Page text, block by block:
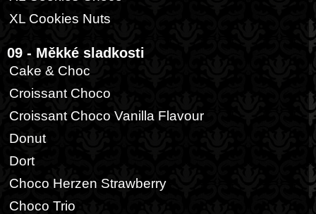
XL Cookies Nuts
09 - Měkké sladkosti
Cake & Choc
Croissant Choco
Croissant Choco Vanilla Flavour
Donut
Dort
Choco Herzen Strawberry
Choco Trio